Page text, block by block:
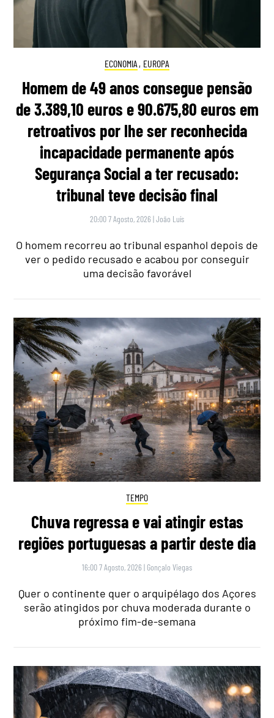
ECONOMIA , EUROPA
Homem de 49 anos consegue pensão
de 3.389,10 euros e 90.675,80 euros em
retroativos por lhe ser reconhecida
incapacidade permanente após
Segurança Social a ter recusado:
tribunal teve decisão final
20:00 7 Agosto, 2026 |João Luís
O homem recorreu ao tribunal espanhol depois de
ver o pedido recusado e acabou por conseguir
uma decisão favorável
TEMPO
Chuva regressa e vai atingir estas
regiões portuguesas a partir deste dia
16:00 7 Agosto, 2026 | Gonçalo Viegas
Quer o continente quer o arquipélago dos Açores
serão atingidos por chuva moderada durante o
próximo fim-de-semana